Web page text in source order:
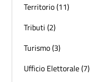
Territorio (11)
Tributi (2)
Turismo (3)
Ufficio Elettorale (7)